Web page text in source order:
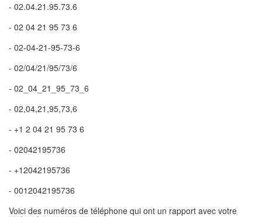
- 02.04.21.95.73.6
- 02 04 21 95 73 6
- 02-04-21-95-73-6
- 02/04/21/95/73/6
- 02_04_21_95_73_6
- 02,04,21,95,73,6
- +1 2 04 21 95 73 6
- 02042195736
- +12042195736
- 0012042195736
Voici des numéros de téléphone qui ont un rapport avec votre